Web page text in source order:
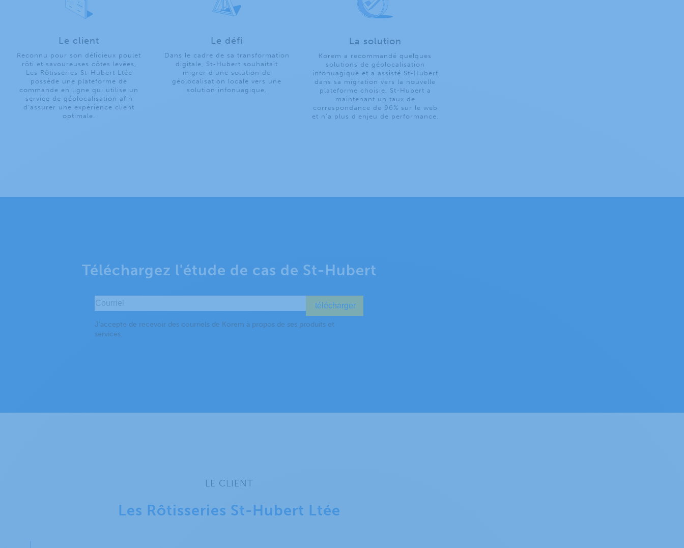
Le client
Reconnu pour son délicieux poulet
rôti et savoureuses côtes levées,
Les Rôtisseries St-Hubert Ltée
possède une plateforme de
commande en ligne qui utilise un
service de géolocalisation afin
d’assurer une expérience client
optimale.
Le défi
Dans le cadre de sa transformation
digitale, St-Hubert souhaitait
migrer d’une solution de
géolocalisation locale vers une
solution infonuagique.
La solution
Korem a recommandé quelques
solutions de géolocalisation
infonuagique et a assisté St-Hubert
dans sa migration vers la nouvelle
plateforme choisie. St-Hubert a
maintenant un taux de
correspondance de 96% sur le web
et n’a plus d’enjeu de performance.
Téléchargez l'étude de cas de St-Hubert
LE CLIENT
Les Rôtisseries St-Hubert Ltée